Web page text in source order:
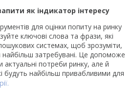
як індикатор інтересу
для оцінки попиту на ринку
ключові слова та фрази, які
системах, щоб зрозуміти,
найбільш затребувані. Це допоможе
актуальні потреби ринку, але й
будуть найбільш привабливими для